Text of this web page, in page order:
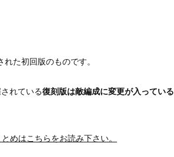
た初回版のものです。
れている復刻版は敵編成に変更が入っている
めはこちらをお読み下さい。